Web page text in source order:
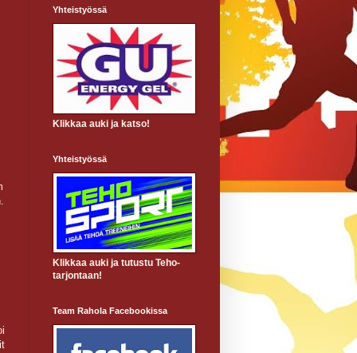
Yhteistyössä
Klikkaa auki ja katso!
Yhteistyössä
Klikkaa auki ja tutustu Teho-
tarjontaan!
Team Rahola Facebookissa